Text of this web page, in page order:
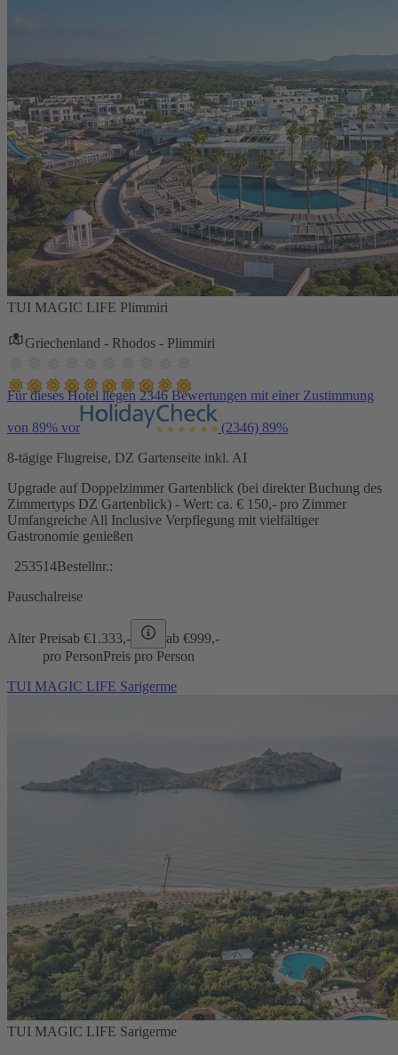
TUI MAGIC LIFE Plimmiri
Griechenland - Rhodos - Plimmiri
Für dieses Hotel liegen 2346 Bewertungen mit einer Zustimmung
von 89% vor (2346) 89%
8-tägige Flugreise, DZ Gartenseite inkl. AI
Upgrade auf Doppelzimmer Gartenblick (bei direkter Buchung des
Zimmertyps DZ Gartenblick) - Wert: ca. € 150,- pro Zimmer
Umfangreiche All Inclusive Verpflegung mit vielfältiger
Gastronomie genießen
253514Bestellnr.:
Pauschalreise
Alter Preisab €1.333,- ab €999,-
pro PersonPreis pro Person
TUI MAGIC LIFE Sarigerme
TUI MAGIC LIFE Sarigerme